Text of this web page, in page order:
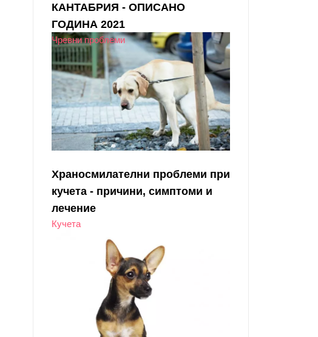
КАНТАБРИЯ - ОПИСАНО
ГОДИНА 2021
Чревни проблеми
Храносмилателни проблеми при
кучета - причини, симптоми и
лечение
Кучета